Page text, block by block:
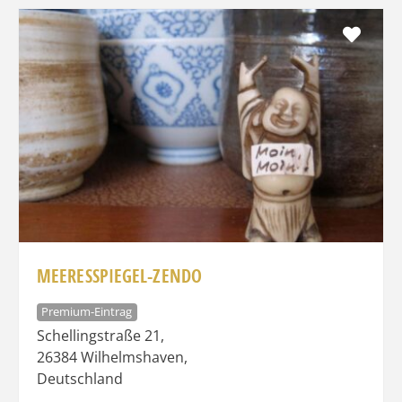
MEERESSPIEGEL-ZENDO
Premium-Eintrag
Schellingstraße 21,
26384Wilhelmshaven,
Deutschland